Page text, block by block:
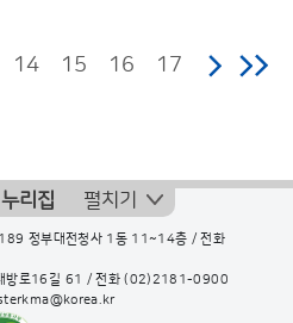
14 15 16 17
리집 펼치기
정부대전청사 1동 11~14층 / 전화
방로16길 61 / 전화(02)2181-0900